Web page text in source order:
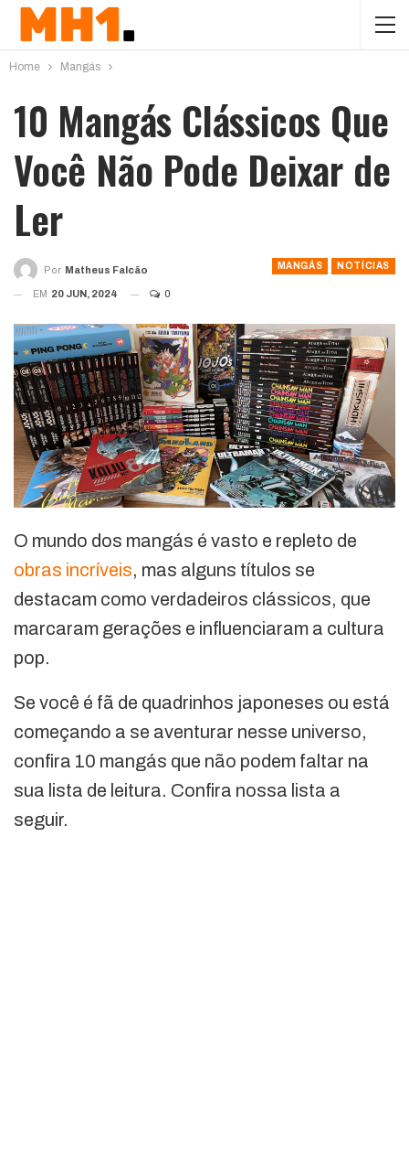
Home Mangás
10 Mangás Clássicos Que
Você Não Pode Deixar de
Ler
MANGÁS NOTÍCIAS
Por Matheus Falcão
EM 20 JUN, 2024 0
O mundo dos mangás é vasto e repleto de
obras incríveis, mas alguns títulos se
destacam como verdadeiros clássicos, que
marcaram gerações e influenciaram a cultura
pop.
Se você é fã de quadrinhos japoneses ou está
começando a se aventurar nesse universo,
confira 10 mangás que não podem faltar na
sua lista de leitura. Confira nossa lista a
seguir.